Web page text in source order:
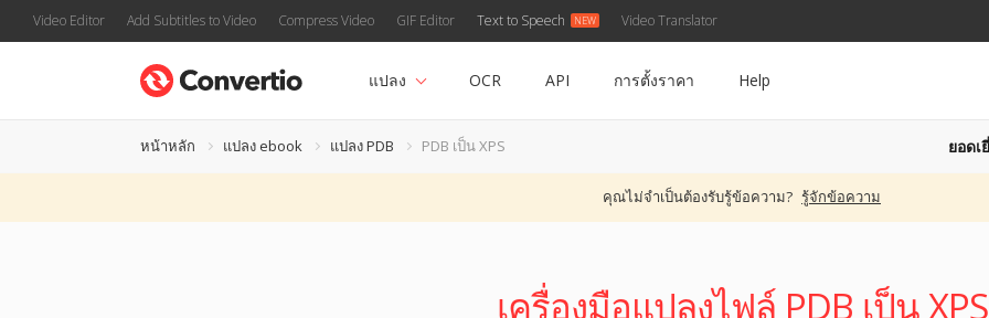
Video Editor Add Subtitles to Video Compress Video GIF Editor Text to Speech Video Translator
แปลง OCR API การตั้งราคา Help
หน้าหลัก แปลง ebook แปลง PDB PDB เป็น XPS ยอดเ
คุณไม่จำเป็นต้องรับรู้ข้อความ? รู้จักข้อความ
เครื่องมือแปลงไฟล์ PDB เป็น XPS